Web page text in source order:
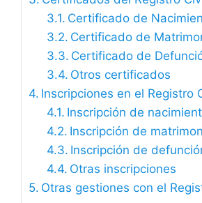
Certificado de
Certificado de
Certificado de
Otros certificados
Inscripciones en el Registro
Inscripción de
Inscripción de
Inscripción de
Otras inscripciones
Otras gestiones con el